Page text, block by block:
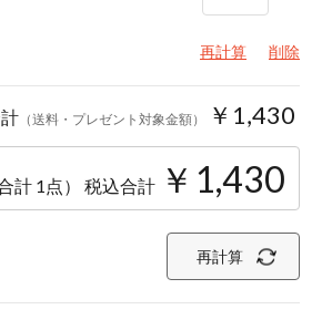
再計算 削除
（送料・プレゼント対象金額） ￥1,430
計 1点） 税込合計 ￥1,430
再計算